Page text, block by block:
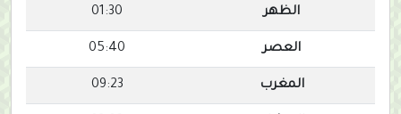
الظهر 01:30
العصر 05:40
المغرب 09:23